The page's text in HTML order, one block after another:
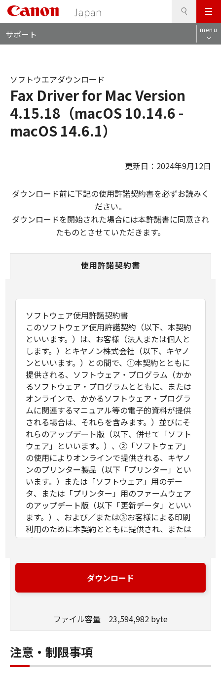
メ
ニ
ュ
サポート menu
Fax Driver for Mac Version
4.15.18（macOS 10.14.6 -
macOS 14.6.1）
ソフトウエアダウンロード
更新日：2024年9月12日
ダウンロード前に下記の使用許諾契約書を必ずお読みく
ださい。
ダウンロードを開始された場合には本許諾書に同意され
たものとさせていただきます。
使用許諾契約書
ソフトウェア使用許諾契約書
このソフトウェア使用許諾契約（以下、本契約
といいます。）は、お客様（法人または個人と
します。）とキヤノン株式会社（以下、キヤノ
ンといいます。）との間で、①本契約とともに
提供される、ソフトウェア・プログラム（かか
るソフトウェア・プログラムとともに、または
オンラインで、かかるソフトウェア・プログラ
ムに関連するマニュアル等の電子的資料が提供
される場合は、それらを含みます。）並びにそ
れらのアップデート版（以下、併せて「ソフト
ウェア」といいます。）、②「ソフトウェア」
の使用によりオンラインで提供される、キヤノ
ンのプリンター製品（以下「プリンター」とい
います。）または「ソフトウェア」用のデー
タ、または「プリンター」用のファームウェア
のアップデート版（以下「更新データ」といい
ます。）、および／または③お客様による印刷
利用のために本契約とともに提供され、または
「ソフトウェア」の使用によりオンラインで提
ト、画像、図形その他デジタルデータ形式の視
覚表現物およびそれらのアップデート版（以
ンツデータ」は、それぞれまたは併せて「許諾
お客様は、本契約とともに提供される同意を示
すボタンをクリックし、もしくは「許諾ソフト
ウェア」をインストールし、または「許諾ソフ
ダウンロード
ファイル容量 23,594,982 byte
注意・制限事項